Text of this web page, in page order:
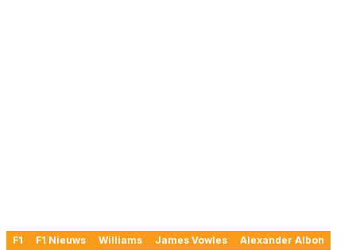
F1 F1 Nieuws Williams James Vowles
Alexander Albon